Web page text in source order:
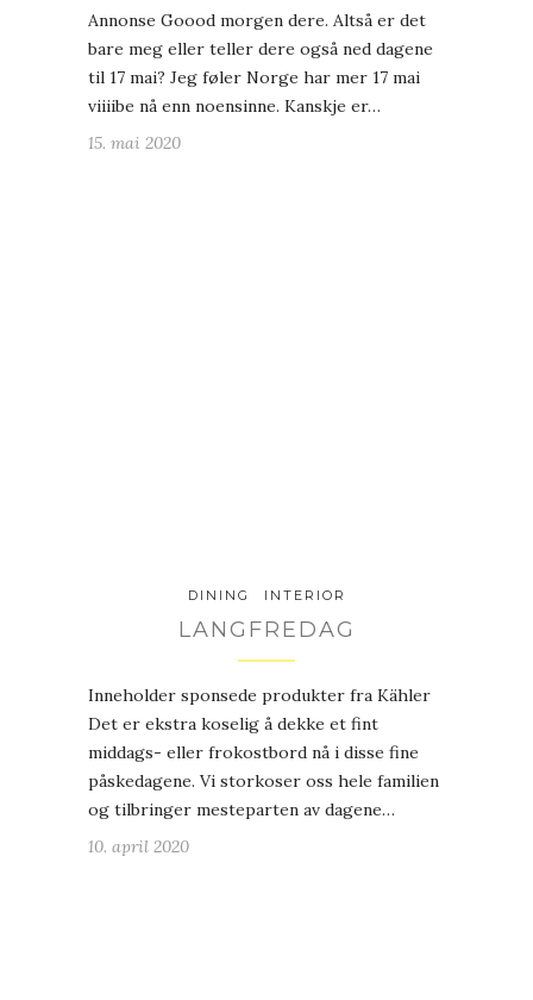
Annonse Goood morgen dere. Altså er det
bare meg eller teller dere også ned dagene
til 17 mai? Jeg føler Norge har mer 17 mai
viiiibe nå enn noensinne. Kanskje er…
15. mai 2020
DINING INTERIOR
LANGFREDAG
Inneholder sponsede produkter fra Kähler
Det er ekstra koselig å dekke et fint
middags- eller frokostbord nå i disse fine
påskedagene. Vi storkoser oss hele familien
og tilbringer mesteparten av dagene…
10. april 2020